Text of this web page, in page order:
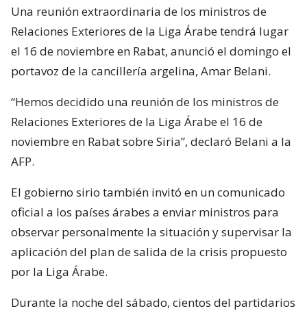
Una reunión extraordinaria de los ministros de
Relaciones Exteriores de la Liga Árabe tendrá lugar
el 16 de noviembre en Rabat, anunció el domingo el
portavoz de la cancillería argelina, Amar Belani.
“Hemos decidido una reunión de los ministros de
Relaciones Exteriores de la Liga Árabe el 16 de
noviembre en Rabat sobre Siria”, declaró Belani a la
AFP.
El gobierno sirio también invitó en un comunicado
oficial a los países árabes a enviar ministros para
observar personalmente la situación y supervisar la
aplicación del plan de salida de la crisis propuesto
por la Liga Árabe.
Durante la noche del sábado, cientos del partidarios